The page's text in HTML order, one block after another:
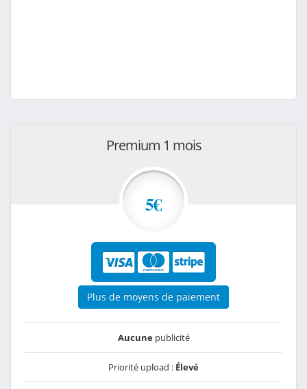
Premium 1 mois
5€
Plus de moyens de paiement
Aucunepublicité
Priorité upload : Élevé